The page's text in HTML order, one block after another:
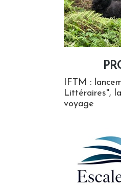
IFTM :
Littéraires",
voyage